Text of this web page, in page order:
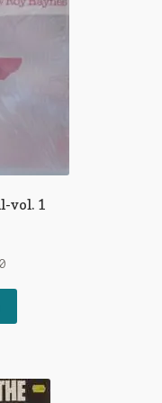
vol. 1
Aktueller
€15,00.